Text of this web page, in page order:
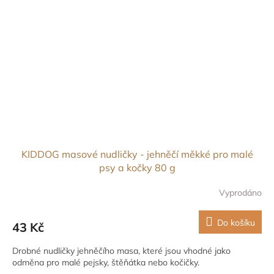
KIDDOG masové nudličky - jehněčí měkké pro malé
psy a kočky 80 g
Vyprodáno
43 Kč Do košíku
Drobné nudličky jehněčího masa, které jsou vhodné jako
odměna pro malé pejsky, štěňátka nebo kočičky.